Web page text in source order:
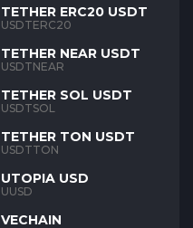
TETHER ERC20 USDT
USDTERC20
TETHER NEAR USDT
USDTNEAR
TETHER SOL USDT
USDTSOL
TETHER TON USDT
USDTTON
UTOPIA USD
UUSD
VECHAIN